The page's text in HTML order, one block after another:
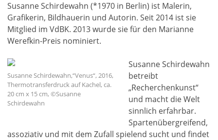
Susanne Schirdewahn (*1970 in Berlin) ist Malerin,
Grafikerin, Bildhauerin und Autorin. Seit 2014 ist sie
Mitglied im VdBK. 2013 wurde sie für den Marianne
Werefkin-Preis nominiert.
Susanne Schirdewahn,“Venus“, 2016,
Thermotransferdruck auf Kachel, ca.
20 cm x 15 cm, ©Susanne
Schirdewahn
Susanne Schirdewahn
betreibt
„Recherchenkunst“
und macht die Welt
sinnlich erfahrbar.
Spartenübergreifend,
assoziativ und mit dem Zufall spielend sucht und findet